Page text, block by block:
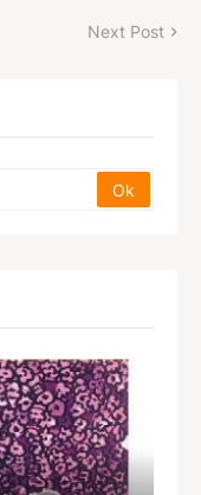
Next Post